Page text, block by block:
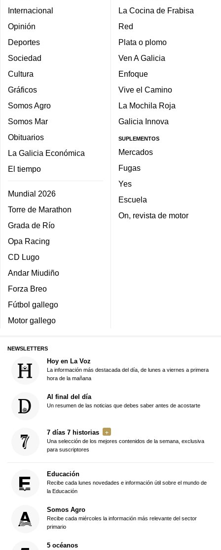
Internacional
Opinión
Deportes
Sociedad
Cultura
Gráficos
Somos Agro
Somos Mar
Obituarios
La Galicia Económica
El tiempo
Mundial 2026
Torre de Marathon
Grada de Río
Opa Racing
CD Lugo
Andar Miudiño
Forza Breo
Fútbol gallego
Motor gallego
La Cocina de Frabisa
Red
Plata o plomo
Ven A Galicia
Enfoque
Vive el Camino
La Mochila Roja
Galicia Innova
SUPLEMENTOS
Mercados
Fugas
Yes
Escuela
On, revista de motor
NEWSLETTERS
Hoy en La Voz
La información más destacada del día, de lunes a viernes a primera
hora de la mañana
Al final del día
Un resumen de las noticias que debes saber antes de acostarte
7 días 7 historias
Una selección de los mejores contenidos de la semana, exclusiva
para suscriptores
Educación
Recibe cada lunes novedades e información útil sobre el mundo de
la Educación
Somos Agro
Recibe cada miércoles la información más relevante del sector
primario
5 océanos